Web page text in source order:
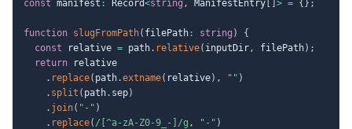
const manifest : Record<string , ManifestEntry > = { } ;
function slugFromPath( filePath : string )
{
const relative = path. relative( inputDir, filePath) ;
return relative
. replace( path.extname( relative) , "" )
. split ( path. sep)
. join( "-" )
. replace( / [^a-zA-Z0-9_-] /g , "-" )